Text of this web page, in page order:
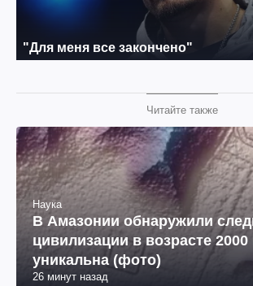
Читайте также
Наука
В Амазонии обнаружили
цивилизации в возрасте 2000
уникальна (фото)
26 минут назад